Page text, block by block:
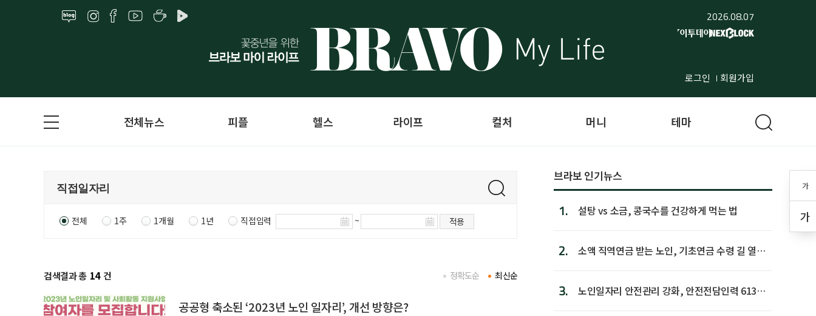
2026.08.07
로그인 회원가입
가
가
전체뉴스 피플 헬스 라이프 컬처 머니 테마
전체 1주 1개월 1년 직접입력 ~ 적용
검색결과 총 14 건 최신순
정확도순
공공형 축소된 ‘2023년 노인 일자리’, 개선 방향은?
브라보 인기뉴스
1. 설탕 vs 소금, 콩국수를 건강하게 먹는 법
2.
소액 직역연금 받는 노인, 기초연금 수령 길 열린
3.
노인일자리 안전관리 강화, 안전전담인력 613명